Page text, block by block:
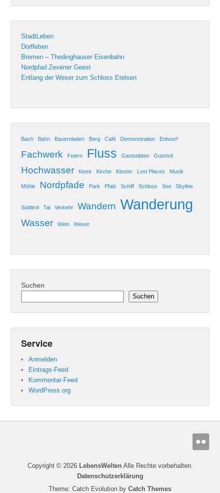
StadtLeben
Dorfleben
Bremen – Thedinghauser Eisenbahn
Nordpfad Zevener Geest
Entlang der Weser zum Schloss Etelsen
Bach Bahn Bauernladen Berg Café Demonstration Entwurf
Fachwerk Feiern Fluss Gaststätten Gutshof
Hochwasser Kiosk Kirche Kloster Lost Places Musik
Mühle Nordpfade Park Pfalz Schiff Schloss See Skyline
Südtirol Tal Verkehr Wandern Wanderung
Wasser Wein Weser
Suchen
Suchen
Service
Anmelden
Eintrags-Feed
Kommentar-Feed
WordPress.org
Copyright © 2026 LebensWelten Alle Rechte vorbehalten.
Datenschutzerklärung
Theme: Catch Evolution by Catch Themes